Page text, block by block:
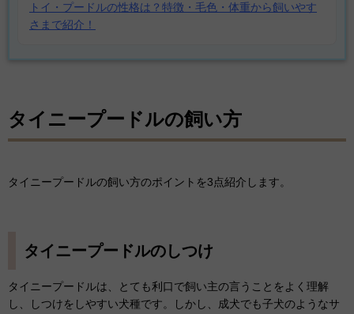
トイ・プードルの性格は？特徴・毛色・体重から飼いやす
さまで紹介！
タイニープードルの飼い方
タイニープードルの飼い方のポイントを3点紹介します。
タイニープードルのしつけ
タイニープードルは、とても利口で飼い主の言うことをよく理解
し、しつけをしやすい犬種です。しかし、成犬でも子犬のようなサ